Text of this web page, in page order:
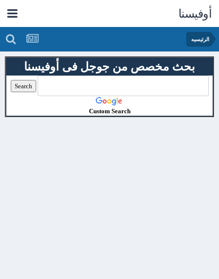
أوفيسنا
الرئيسيه
بحث مخصص من جوجل فى أوفيسنا
Custom Search